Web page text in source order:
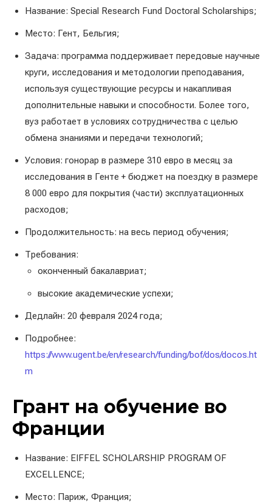
Название: Special Research Fund Doctoral Scholarships;
Место: Гент, Бельгия;
Задача: программа поддерживает передовые научные
круги, исследования и методологии преподавания,
используя существующие ресурсы и накапливая
дополнительные навыки и способности. Более того,
вуз работает в условиях сотрудничества с целью
обмена знаниями и передачи технологий;
Условия: гонорар в размере 310 евро в месяц за
исследования в Генте + бюджет на поездку в размере
8 000 евро для покрытия (части) эксплуатационных
расходов;
Продолжительность: на весь период обучения;
Требования:
оконченный бакалавриат;
высокие академические успехи;
Дедлайн: 20 февраля 2024 года;
Подробнее:
https://www.ugent.be/en/research/funding/bof/dos/docos.ht
m
Грант на обучение во
Франции
Название: EIFFEL SCHOLARSHIP PROGRAM OF
EXCELLENCE;
Место: Париж, Франция;